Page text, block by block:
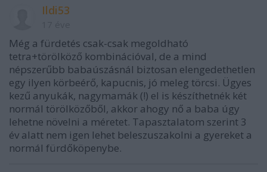
Ildi53
Még a fürdetés csak-csak megoldható
tetra+törölköző kombinációval, de a mind
népszerűbb babaúszásnál biztosan elengedethetlen
egy ilyen körbeérő, kapucnis, jó meleg törcsi. Ügyes
kezű anyukák, nagymamák (!) el is készíthetnék két
normál törölközőből, akkor ahogy nő a baba úgy
lehetne növelni a méretet. Tapasztalatom szerint 3
év alatt nem igen lehet beleszuszakolni a gyereket a
normál fürdőköpenybe.